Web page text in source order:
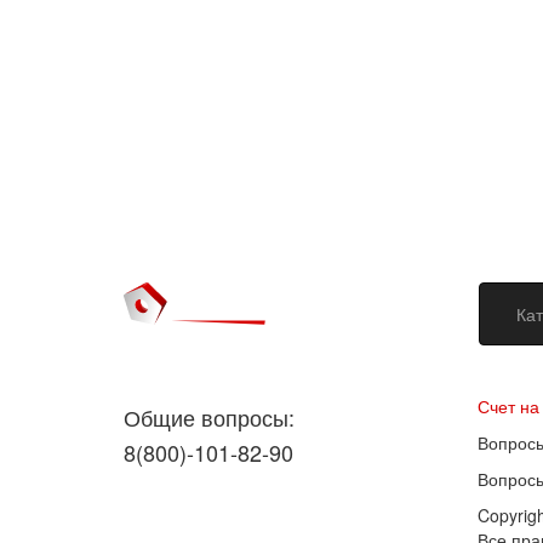
Общие вопросы:
8(800)-101-82-90
Счет